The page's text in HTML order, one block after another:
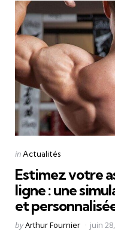
Categories
Posted
inActualités
Estimez votre
ligne : une
et
Posted
byArthur Fournier juin